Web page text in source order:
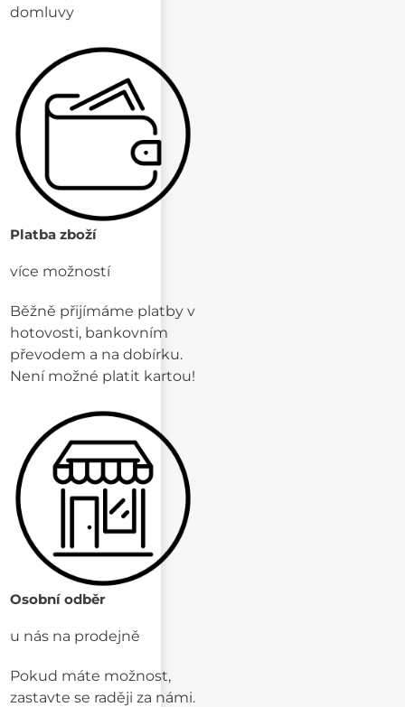
domluvy
Platba zboží
více možností
Běžně přijímáme platby v
hotovosti, bankovním
převodem a na dobírku.
Není možné platit kartou!
Osobní odběr
u nás na prodejně
Pokud máte možnost,
zastavte se raději za námi.